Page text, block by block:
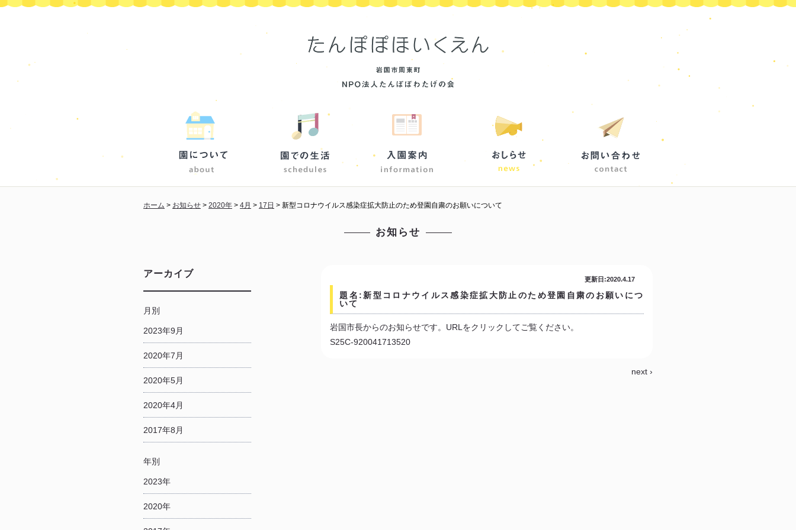
ホーム > お知らせ > 2020年 > 4月 > 17日 > 新型コロナウイルス感染症拡大防止のため登園自粛のお願いについて
お知らせ
更新日:2020.4.17
題名:新型コロナウイルス感染症拡大防止のため登園自粛のお願いにつ
いて
岩国市長からのお知らせです。URLをクリックしてご覧ください。
S25C-920041713520
next ›
アーカイブ
月別
2023年9月
2020年7月
2020年5月
2020年4月
2017年8月
年別
2023年
2020年